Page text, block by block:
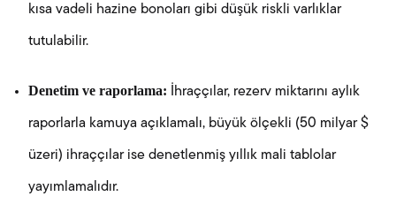
kısa vadeli hazine bonoları gibi düşük riskli varlıklar
tutulabilir.
Denetim ve raporlama: İhraççılar, rezerv miktarını aylık
raporlarla kamuya açıklamalı, büyük ölçekli (50 milyar $
üzeri) ihraççılar ise denetlenmiş yıllık mali tablolar
yayımlamalıdır.